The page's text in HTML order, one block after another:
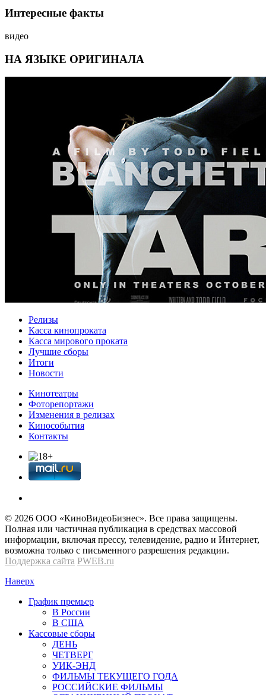
Интересные факты
видео
НА ЯЗЫКЕ ОРИГИНАЛА
Релизы
Касса кинопроката
Касса мирового проката
Лучшие сборы
Итоги
Новости
Кинотеатры
Фоторепортажи
Изменения в релизах
Кинособытия
Контакты
© 2026 OOО «КиноВидеоБизнес». Все права защищены.
Полная или частичная публикация в средствах массовой
информации, включая прессу, телевидение, радио и Интернет,
возможна только с письменного разрешения редакции.
Поддержка сайта PWEB.ru
Наверх
График премьер
В России
В США
Кассовые сборы
ДЕНЬ
ЧЕТВЕРГ
УИК-ЭНД
ФИЛЬМЫ ТЕКУЩЕГО ГОДА
РОССИЙСКИЕ ФИЛЬМЫ